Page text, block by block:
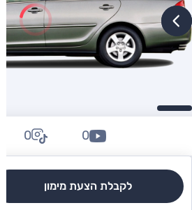
לקבלת הצעת מימון
0
0